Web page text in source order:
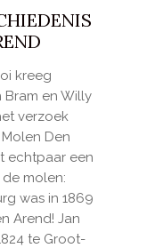
kreeg
en Willy
verzoek
Den
echtpaar een
molen:
was in 1869
Arend! Jan
te Groot-